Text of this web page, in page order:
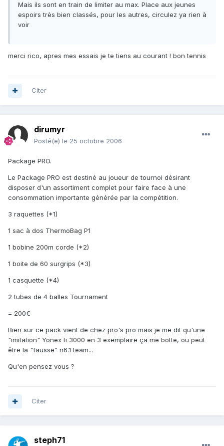
Mais ils sont en train de limiter au max. Place aux jeunes
espoirs très bien classés, pour les autres, circulez ya rien à
voir
merci rico, apres mes essais je te tiens au courant ! bon tennis
Citer
dirumyr
Posté(e) le 25 octobre 2006
Package PRO.
Le Package PRO est destiné au joueur de tournoi désirant
disposer d'un assortiment complet pour faire face à une
consommation importante générée par la compétition.
3 raquettes (*1)
1 sac à dos ThermoBag P1
1 bobine 200m corde (*2)
1 boite de 60 surgrips (*3)
1 casquette (*4)
2 tubes de 4 balles Tournament
= 200€
Bien sur ce pack vient de chez pro's pro mais je me dit qu'une
"imitation" Yonex ti 3000 en 3 exemplaire ça me botte, ou peut
être la "fausse" n6.1 team...
Qu'en pensez vous ?
Citer
steph71